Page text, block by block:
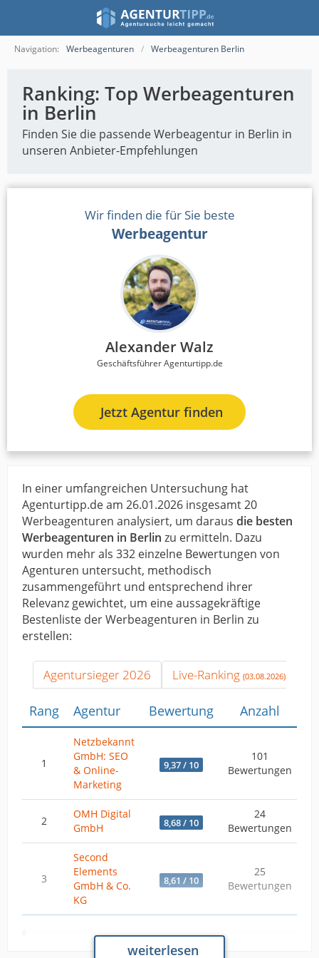
Navigation: Werbeagenturen Werbeagenturen Berlin
Ranking: Top Werbeagenturen
in Berlin
Finden Sie die passende Werbeagentur in Berlin in
unseren Anbieter-Empfehlungen
Wir finden die für Sie beste
Werbeagentur
Alexander Walz
Geschäftsführer Agenturtipp.de
Jetzt Agentur finden
In einer umfangreichen Untersuchung hat
Agenturtipp.de am 26.01.2026 insgesamt 20
Werbeagenturen analysiert, um daraus die besten
Werbeagenturen in Berlin zu ermitteln. Dazu
wurden mehr als 332 einzelne Bewertungen von
Agenturen untersucht, methodisch
zusammengeführt und entsprechend ihrer
Relevanz gewichtet, um eine aussagekräftige
Bestenliste der Werbeagenturen in Berlin zu
erstellen:
Agentursieger 2026 Live-Ranking (03.08.2026)
Rang Agentur Bewertung Anzahl
1
Netzbekannt
GmbH: SEO
& Online-
Marketing
9,37 / 10
101
Bewertungen
2
OMH Digital
GmbH
8,68 / 10
24
Bewertungen
3
Second
Elements
GmbH & Co.
KG
8,61 / 10
25
Bewertungen
weiterlesen